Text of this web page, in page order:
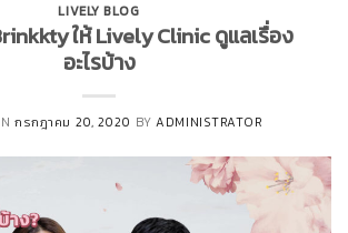
LIVELY BLOG
ให้ Lively Clinic ดูแลเรื่อง
อะไรบ้าง
กรกฎาคม 20, 2020 BYADMINISTRATOR